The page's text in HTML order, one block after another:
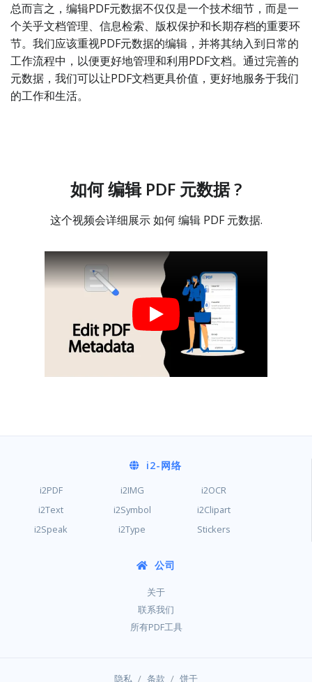
总而言之，编辑PDF元数据不仅仅是一个技术细节，而是一
个关乎文档管理、信息检索、版权保护和长期存档的重要环
节。我们应该重视PDF元数据的编辑，并将其纳入到日常的
工作流程中，以便更好地管理和利用PDF文档。通过完善的
元数据，我们可以让PDF文档更具价值，更好地服务于我们
的工作和生活。
如何 编辑 PDF 元数据 ?
这个视频会详细展示 如何 编辑 PDF 元数据.
i2-网络
i2PDF i2IMG
i2OCR
i2Text
i2Symbol
i2Clipart
i2Speak
i2Type Stickers
公司
关于
联系我们
所有PDF工具
隐私 / 条款 / 饼干